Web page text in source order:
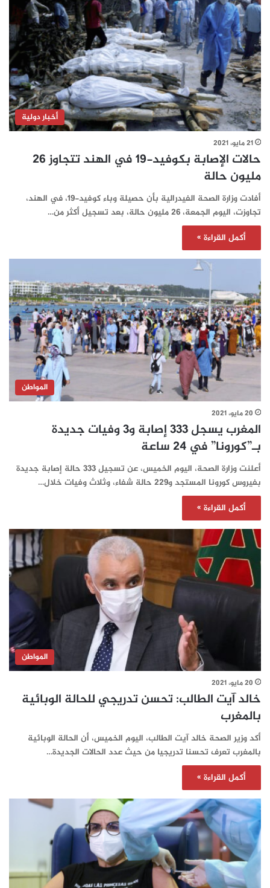
أخبار دولية
21 مايو، 2021
حالات الإصابة بكوفيد-19 في الهند تتجاوز 26
مليون حالة
أفادت وزارة الصحة الفيدرالية بأن حصيلة وباء كوفيد-19، في الهند،
تجاوزت، اليوم الجمعة، 26 مليون حالة، بعد تسجيل أكثر من…
أكمل القراءة »
المواطن
20 مايو، 2021
المغرب يسجل 333 إصابة و3 وفيات جديدة
بـ”كورونا” في 24 ساعة‎‎‎‎‎‎‎‎‎‎
أعلنت وزارة الصحة، اليوم الخميس، عن تسجيل 333 حالة إصابة جديدة
بفيروس كورونا المستجد و229 حالة شفاء، وثلاث وفيات خلال…
أكمل القراءة »
المواطن
20 مايو، 2021
خالد آيت الطالب: تحسن تدريجي للحالة الوبائية
بالمغرب
أكد وزير الصحة خالد آيت الطالب، اليوم الخميس، أن الحالة الوبائية
بالمغرب تعرف تحسنا تدريجيا من حيث عدد الحالات الجديدة…
أكمل القراءة »